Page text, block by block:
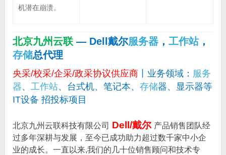
机潜在崩溃。
北京九州云联 — Dell戴尔服务器， 工作站，
存储总代理
央采/校采/企采/政采协议供应商丨业务领域： 服务
器、 工作站、台式机、笔记本、 存储器、显示器等
IT设备 招投标项目
北京九州云联科技有限公司 Dell/戴尔 产品销售团队经
过多年深耕与发展，至今已成功助力超过数千家中小企
业的成长。一直以来,我们的几十位销售顾问和技术专